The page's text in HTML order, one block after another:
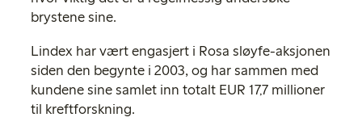
brystene sine.
Lindex har vært engasjert i Rosa sløyfe-aksjonen
siden den begynte i 2003, og har sammen med
kundene sine samlet inn totalt EUR 17,7 millioner
til kreftforskning.